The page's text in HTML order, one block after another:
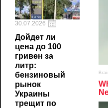
30.07.2026
Дойдет ли
цена до 100
гривен за
литр:
бензиновый
рынок
Украины
трещит по